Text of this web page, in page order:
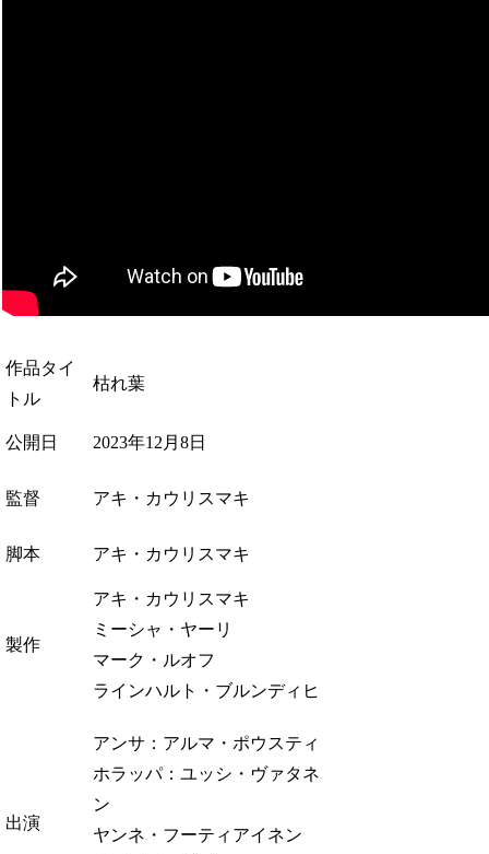
作品タイ
トル
枯れ葉
公開日 2023年12月8日
監督 アキ・カウリスマキ
脚本 アキ・カウリスマキ
製作
アキ・カウリスマキ
ミーシャ・ヤーリ
マーク・ルオフ
ラインハルト・ブルンディヒ
出演
アンサ：アルマ・ポウスティ
ホラッパ：ユッシ・ヴァタネ
ン
ヤンネ・フーティアイネン